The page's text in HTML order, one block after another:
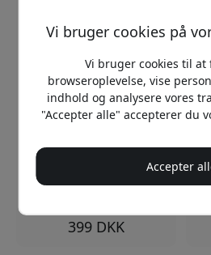
Satechi USB-C Snap Hub
til MacBook Neo –
med HDMI, SD og 45 W
pass-through-opladning -
Blush
Seks vigtige MacBook-
4K HDMI ved 60 Hz
gennemgangsladning
399 DKK
til
Vi bruger cookies på
Vi bruger cookies til
browseroplevelse, vise
indhold og analysere vores
"Accepter alle" accepterer du
Accepter